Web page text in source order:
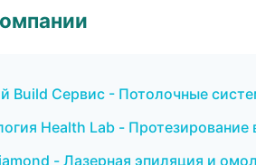
Build Сервис - Потолочные
Health Lab - Протезирование
- Лазерная эпиляция и